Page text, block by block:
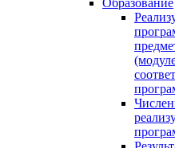
Образование